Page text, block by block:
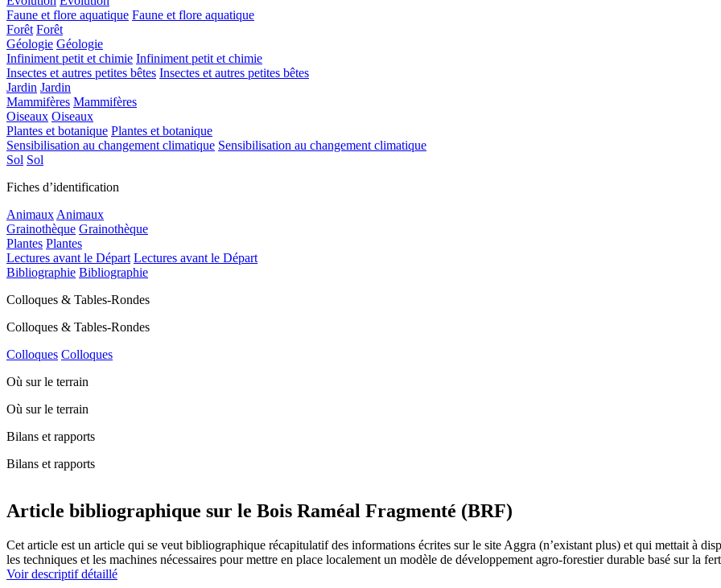
Faune et flore aquatique Faune et flore aquatique
Forêt Forêt
Géologie Géologie
Infiniment petit et chimie Infiniment petit et chimie
Insectes et autres petites bêtes Insectes et autres petites bêtes
Jardin Jardin
Mammifères Mammifères
Oiseaux Oiseaux
Plantes et botanique Plantes et botanique
Sensibilisation au changement climatique Sensibilisation au changement climatique
Sol Sol
Fiches d’identification
Animaux Animaux
Grainothèque Grainothèque
Plantes Plantes
Lectures avant le Départ Lectures avant le Départ
Bibliographie Bibliographie
Colloques & Tables-Rondes
Colloques & Tables-Rondes
Colloques Colloques
Où sur le terrain
Où sur le terrain
Bilans et rapports
Bilans et rapports
Article bibliographique sur le Bois Raméal Fragmenté (BRF)
Cet article est un article qui se veut bibliographique récapitulatif des informations écrites sur le site Aggra (n’existant plus) et qui mettait à
les techniques et les machines nécessaires pour mettre en place localement un modèle de développement agro-forestier durable basé sur la
Voir descriptif détaillé